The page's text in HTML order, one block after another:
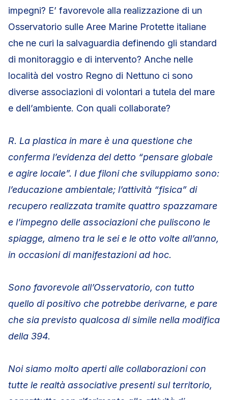
impegni? E’ favorevole alla realizzazione di un
Osservatorio sulle Aree Marine Protette italiane
che ne curi la salvaguardia definendo gli standard
di monitoraggio e di intervento? Anche nelle
località del vostro Regno di Nettuno ci sono
diverse associazioni di volontari a tutela del mare
e dell’ambiente. Con quali collaborate?
R. La plastica in mare è una questione che
conferma l’evidenza del detto “pensare globale
e agire locale”. I due filoni che sviluppiamo sono:
l’educazione ambientale; l’attività “fisica” di
recupero realizzata tramite quattro spazzamare
e l’impegno delle associazioni che puliscono le
spiagge, almeno tra le sei e le otto volte all’anno,
in occasioni di manifestazioni ad hoc.
Sono favorevole all’Osservatorio, con tutto
quello di positivo che potrebbe derivarne, e pare
che sia previsto qualcosa di simile nella modifica
della 394.
Noi siamo molto aperti alle collaborazioni con
tutte le realtà associative presenti sul territorio,